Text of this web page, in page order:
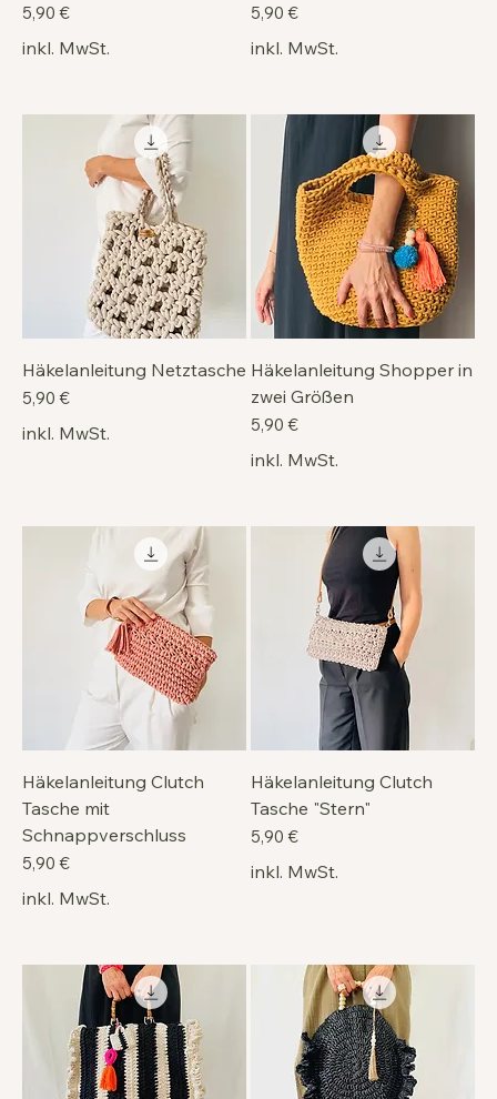
Preis
5,90 €
inkl. MwSt.
Preis
5,90 €
inkl. MwSt.
Häkelanleitung Netztasche
Preis
5,90 €
inkl. MwSt.
Häkelanleitung Shopper in
zwei Größen
Preis
5,90 €
inkl. MwSt.
Häkelanleitung Clutch
Tasche mit
Schnappverschluss
Preis
5,90 €
inkl. MwSt.
Häkelanleitung Clutch
Tasche "Stern"
Preis
5,90 €
inkl. MwSt.